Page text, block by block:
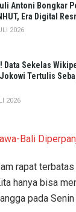
Antoni Bongkar
Era Digital
2026
Data Sekelas
Jokowi Tertulis
2026
Bali
rapat
hanya bisa
pada